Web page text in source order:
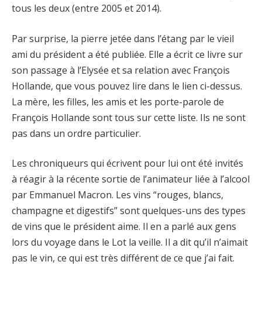
tous les deux (entre 2005 et 2014).
Par surprise, la pierre jetée dans l’étang par le vieil
ami du président a été publiée. Elle a écrit ce livre sur
son passage à l’Elysée et sa relation avec François
Hollande, que vous pouvez lire dans le lien ci-dessus.
La mère, les filles, les amis et les porte-parole de
François Hollande sont tous sur cette liste. Ils ne sont
pas dans un ordre particulier.
Les chroniqueurs qui écrivent pour lui ont été invités
à réagir à la récente sortie de l’animateur liée à l’alcool
par Emmanuel Macron. Les vins “rouges, blancs,
champagne et digestifs” sont quelques-uns des types
de vins que le président aime. Il en a parlé aux gens
lors du voyage dans le Lot la veille. Il a dit qu’il n’aimait
pas le vin, ce qui est très différent de ce que j’ai fait.